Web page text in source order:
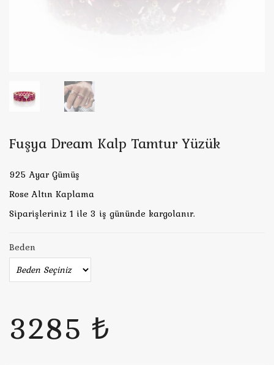
Fuşya Dream Kalp Tamtur Yüzük
925 Ayar Gümüş
Rose Altın Kaplama
Siparişleriniz 1 ile 3 iş gününde kargolanır.
Beden
3285 ₺